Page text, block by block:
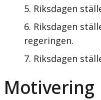
Riksdagen
Riksdagen
regeringen.
Riksdagen
Motivering